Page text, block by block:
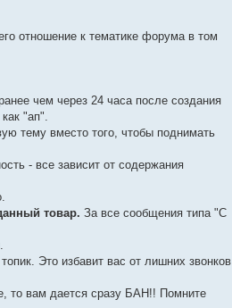
отношение к тематике форума в том
чем через 24 часа после создания
"ап".
тему вместо того, чтобы поднимать
- все зависит от содержания
товар. За все сообщения типа "С
Это избавит вас от лишних звонков
то вам дается сразу БАН!! Помните